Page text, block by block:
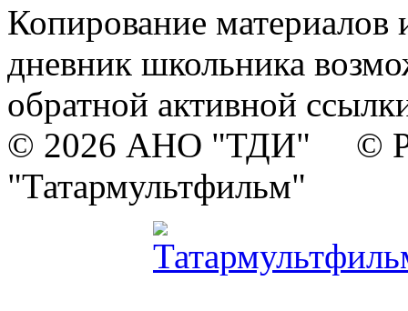
Копирование материалов
дневник школьника
обратной активной
© 2026 АНО "ТДИ" ©
"Татармультфильм"